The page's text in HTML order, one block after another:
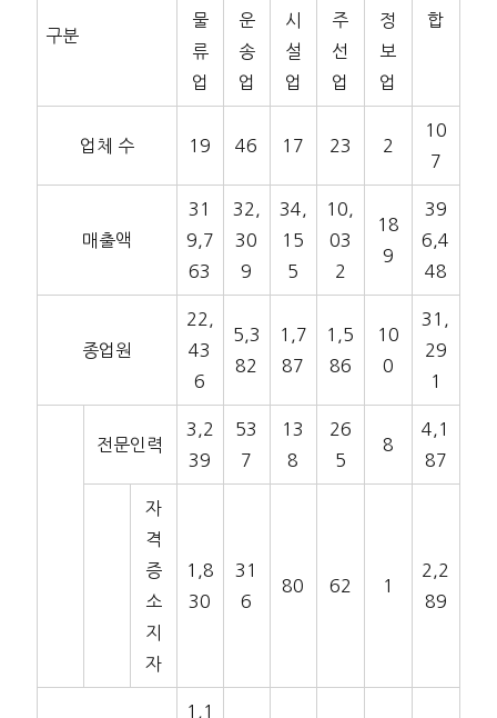
구분
물
류
업
운
송
업
시
설
업
주
선
업
정
보
업
합
업체 수 19 46 17 23 2
10
7
매출액
31
9,7
63
32,
30
9
34,
15
5
10,
03
2
18
9
39
6,4
48
종업원
22,
43
6
5,3
82
1,7
87
1,5
86
10
0
31,
29
1
전문인력
3,2
39
53
7
13
8
26
5
8
4,1
87
자
격
증
소
지
자
1,8
30
31
6
80 62 1
2,2
89
1,1